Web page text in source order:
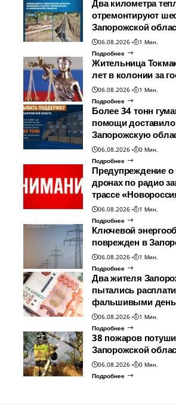
Два километра
отремонтируют
Запорожской
06.08.2026
1 Мин.
Подробнее
Жительница
лет в колонии за
06.08.2026
1 Мин.
Подробнее
Более 34 тонн
помощи
Запорожскую
06.08.2026
0 Мин.
Подробнее
Предупреждение о
дронах по радио
трассе
06.08.2026
1 Мин.
Подробнее
Ключевой
поврежден в
06.08.2026
1 Мин.
Подробнее
Два жителя
пытались
фальшивыми
06.08.2026
1 Мин.
Подробнее
38 пожаров
Запорожской
06.08.2026
0 Мин.
Подробнее